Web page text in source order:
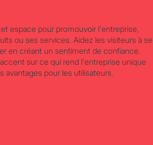
espace pour promouvoir l'entreprise,
ou ses services. Aidez les visiteurs à se
en créant un sentiment de confiance.
sur ce qui rend l'entreprise unique
avantages pour les utilisateurs.